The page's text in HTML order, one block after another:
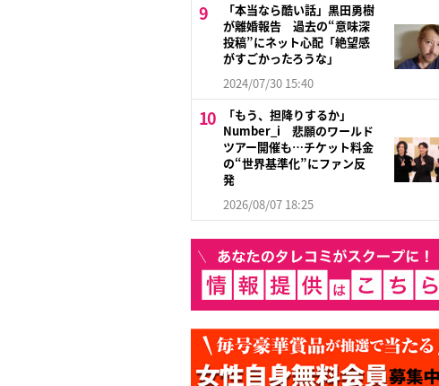
「本当なら酷い話」黒田勇樹
が離婚報告 過去の“意味深
投稿”にネット心配「絶望感
がすごかったろうな」
2024/07/30 15:40
「もう、担降りするか」
Number_i 悲願のワールド
ツアー開催も…チケット料金
の“世界基準化”にファン反
発
2026/08/07 18:25